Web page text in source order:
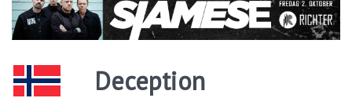
Deception